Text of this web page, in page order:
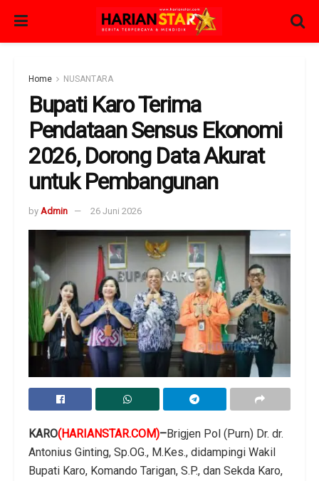
Home NUSANTARA
Bupati Karo Terima
Pendataan Sensus Ekonomi
2026, Dorong Data Akurat
untuk Pembangunan
by Admin 26 Juni 2026
KARO(HARIANSTAR.COM)–Brigjen Pol (Purn) Dr. dr.
Antonius Ginting, Sp.OG., M.Kes., didampingi Wakil
Bupati Karo, Komando Tarigan, S.P., dan Sekda Karo,